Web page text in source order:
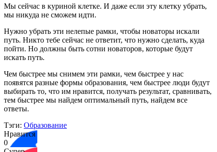
Мы сейчас в куриной клетке. И даже если эту клетку убрать,
мы никуда не сможем идти.
Нужно убрать эти нелепые рамки, чтобы новаторы искали
путь. Никто тебе сейчас не ответит, что нужно сделать, куда
пойти. Но должны быть сотни новаторов, которые будут
искать путь.
Чем быстрее мы снимем эти рамки, чем быстрее у нас
появятся разные формы образования, чем быстрее люди будут
выбирать то, что им нравится, получать результат, сравнивать,
тем быстрее мы найдем оптимальный путь, найдем все
ответы.
Тэги: Образование
Нравится
0